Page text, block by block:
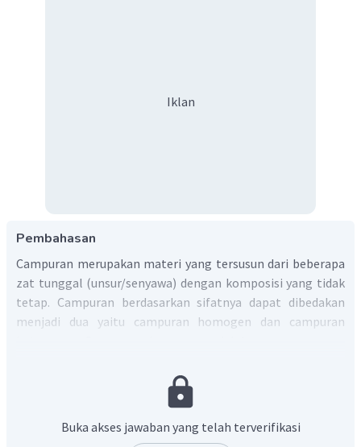
Iklan
Pembahasan
Campuran merupakan materi yang tersusun dari beberapa
zat tunggal (unsur/senyawa) dengan komposisi yang tidak
tetap. Campuran berdasarkan sifatnya dapat dibedakan
menjadi dua yaitu campuran homogen dan campuran
berinteraksi ttapi tidak membentuk zat baru. contoh
campuran homogen adalah air gula. Campuran heterogen
yang penyusunnya tidak berinteraksi sehingga masih dapat
Buka akses jawaban yang telah terverifikasi